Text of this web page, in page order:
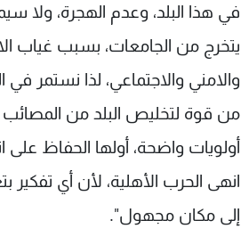
في هذا البلد، وعدم الهجرة، ولا
يتخرج من الجامعات، بسبب غياب
والامني والاجتماعي، لذا نستمر في
من قوة لتخليص البلد من
أولويات واضحة، أولها الحفاظ على
انهى الحرب الأهلية، لأن أي تفكير
إلى مكان مجهول".